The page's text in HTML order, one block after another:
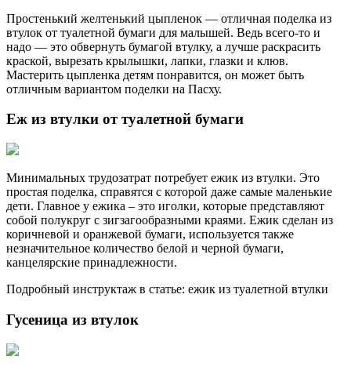
Простенький желтенький цыпленок — отличная поделка из
втулок от туалетной бумаги для малышей. Ведь всего-то и
надо — это обвернуть бумагой втулку, а лучше раскрасить
краской, вырезать крылышки, лапки, глазки и клюв.
Мастерить цыпленка детям понравится, он может быть
отличным вариантом поделки на Пасху.
Еж из втулки от туалетной бумаги
Минимальных трудозатрат потребует ежик из втулки. Это
простая поделка, справятся с которой даже самые маленькие
дети. Главное у ежика – это иголки, которые представляют
собой полукруг с зигзагообразными краями. Ежик сделан из
коричневой и оранжевой бумаги, используется также
незначительное количество белой и черной бумаги,
канцелярские принадлежности.
Подробный инструктаж в статье: ежик из туалетной втулки
Гусеница из втулок